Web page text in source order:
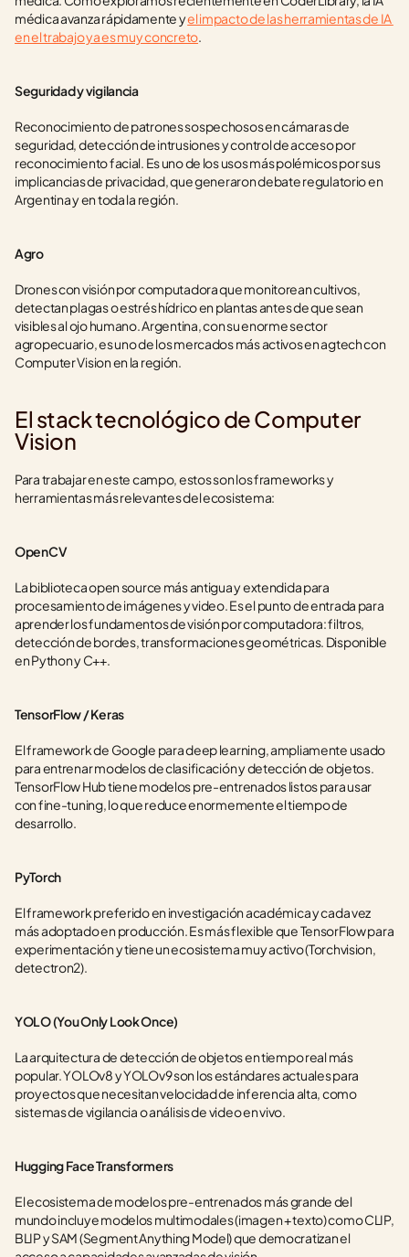
médica avanza rápidamente y el impacto de las herramientas de IA
en el trabajo ya es muy concreto.
Seguridad y vigilancia
Reconocimiento de patrones sospechosos en cámaras de
seguridad, detección de intrusiones y control de acceso por
reconocimiento facial. Es uno de los usos más polémicos por sus
implicancias de privacidad, que generaron debate regulatorio en
Argentina y en toda la región.
Agro
Drones con visión por computadora que monitorean cultivos,
detectan plagas o estrés hídrico en plantas antes de que sean
visibles al ojo humano. Argentina, con su enorme sector
agropecuario, es uno de los mercados más activos en agtech con
Computer Vision en la región.
El stack tecnológico de Computer
Vision
Para trabajar en este campo, estos son los frameworks y
herramientas más relevantes del ecosistema:
OpenCV
La biblioteca open source más antigua y extendida para
procesamiento de imágenes y video. Es el punto de entrada para
aprender los fundamentos de visión por computadora: filtros,
detección de bordes, transformaciones geométricas. Disponible
en Python y C++.
TensorFlow / Keras
El framework de Google para deep learning, ampliamente usado
para entrenar modelos de clasificación y detección de objetos.
TensorFlow Hub tiene modelos pre-entrenados listos para usar
con fine-tuning, lo que reduce enormemente el tiempo de
desarrollo.
PyTorch
El framework preferido en investigación académica y cada vez
más adoptado en producción. Es más flexible que TensorFlow para
experimentación y tiene un ecosistema muy activo (Torchvision,
detectron2).
YOLO (You Only Look Once)
La arquitectura de detección de objetos en tiempo real más
popular. YOLOv8 y YOLOv9 son los estándares actuales para
proyectos que necesitan velocidad de inferencia alta, como
sistemas de vigilancia o análisis de video en vivo.
Hugging Face Transformers
El ecosistema de modelos pre-entrenados más grande del
mundo incluye modelos multimodales (imagen + texto) como CLIP,
BLIP y SAM (Segment Anything Model) que democratizan el